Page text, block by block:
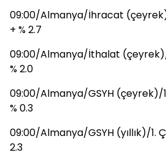
09:00/Almanya/İhracat
+ % 2.7
09:00/Almanya/İthalat
% 2.0
09:00/Almanya/GSYH (çeyrek)/
% 0.3
09:00/Almanya/GSYH (yıllık)/1.
2.3